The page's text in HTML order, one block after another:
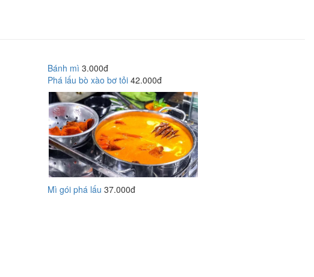
Bánh mì 3.000đ
Phá lấu bò xào bơ tỏi 42.000đ
Mì gói phá lấu 37.000đ